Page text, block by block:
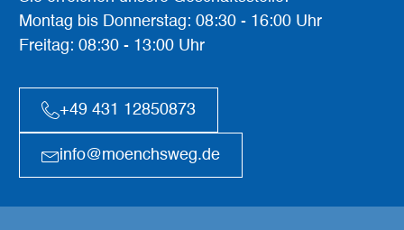
Montag bis Donnerstag: 08:30 - 16:00 Uhr
Freitag: 08:30 - 13:00 Uhr
+49 431 12850873
info@moenchsweg.de